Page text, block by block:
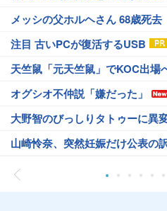
メッシの父ホルヘさん 68歳死去
注目 古いPCが復活するUSB
天竺鼠「元天竺鼠」でKOC出場
オグシオ不仲説「嫌だった」
大野智のびっしりタトゥーに異
山崎怜奈、突然妊娠だけ公表の